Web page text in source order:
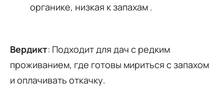
органике, низкая к запахам .
Вердикт: Подходит для дач с редким
проживанием, где готовы мириться с запахом
и оплачивать откачку.